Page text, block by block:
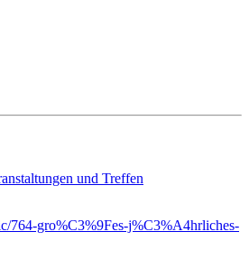
und Treffen
764-gro%C3%9Fes-j%C3%A4hrliches-